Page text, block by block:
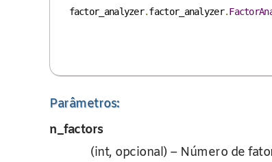
factor_analyzer.factor_analyzer.
Parâmetros:
n_factors
(int, opcional) – Número de